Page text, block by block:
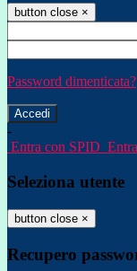
button close ×
Password dimenticata?
-
Entra con SPID
Seleziona utente
button close ×
Recupero